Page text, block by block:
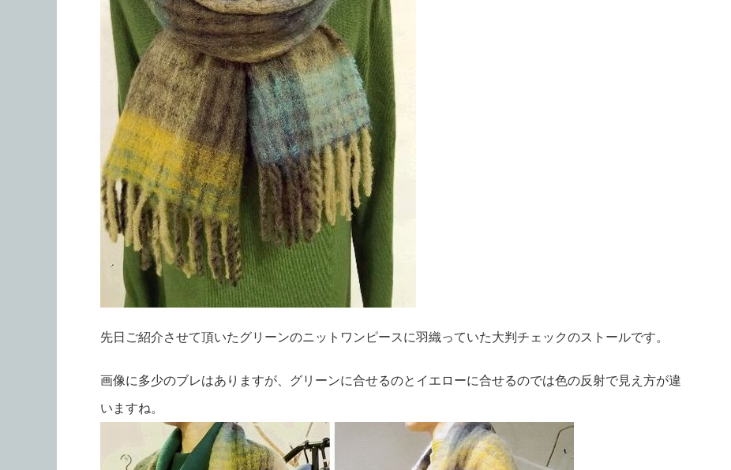
先日ご紹介させて頂いたグリーンのニットワンピースに羽織っていた大判チェックのストールです。
画像に多少のブレはありますが、グリーンに合せるのとイエローに合せるのでは色の反射で見え方が違
いますね。